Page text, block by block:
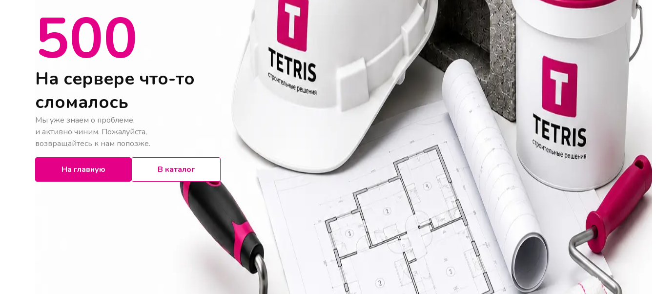
500
На сервере что-то
сломалось
Мы уже знаем о проблеме,
и активно чиним. Пожалуйста,
возвращайтесь к нам попозже.
На главную В каталог